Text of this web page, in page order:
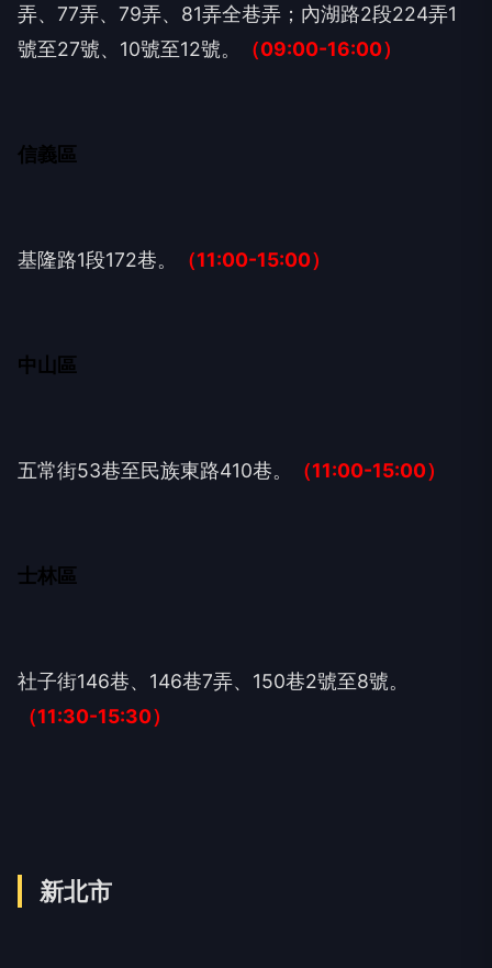
弄、77弄、79弄、81弄全巷弄；內湖路2段224弄1
號至27號、10號至12號。
（09:00-16:00）
信義區
基隆路1段172巷。 （11:00-15:00）
中山區
五常街53巷至民族東路410巷。 （11:00-15:00）
士林區
社子街146巷、146巷7弄、150巷2號至8號。
（11:30-15:30）
新北市